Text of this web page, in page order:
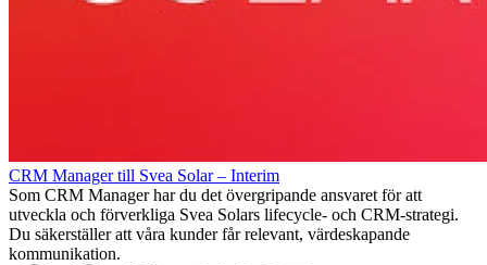
CRM Manager till Svea Solar – Interim
Som CRM Manager har du det övergripande ansvaret för att
utveckla och förverkliga Svea Solars lifecycle- och CRM-strategi.
Du säkerställer att våra kunder får relevant, värdeskapande
kommunikation.